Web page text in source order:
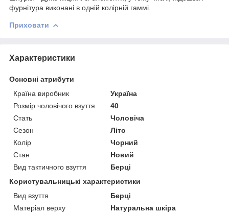
фурнітура виконані в одній колірній гаммі.
Приховати
Характеристики
Основні атрибути
Країна виробник
Україна
Розмір чоловічого взуття
40
Стать
Чоловіча
Сезон
Літо
Колір
Чорний
Стан
Новий
Вид тактичного взуття
Берці
Користувальницькі характеристики
Вид взуття
Берці
Матеріал верху
Натуральна шкіра